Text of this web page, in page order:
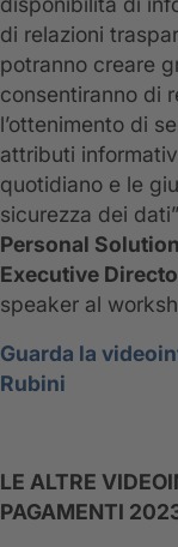
di relazioni
potranno creare
consentiranno di
l’ottenimento di
attributi
quotidiano e le
sicurezza dei
Personal
Executive
speaker al
Guarda la
Rubini
LE ALTRE
PAGAMENTI